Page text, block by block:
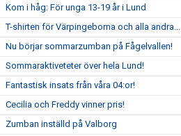
Kom i håg: För unga 13-19 år i Lund
T-shirten för Värpingeborna och alla andra...
Nu börjar sommarzumban på Fågelvallen!
Sommaraktiveteter över hela Lund!
Fantastisk insats från våra 04:or!
Cecilia och Freddy vinner pris!
Zumban inställd på Valborg